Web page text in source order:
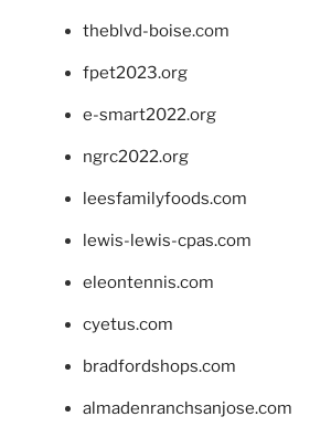
theblvd-boise.com
fpet2023.org
e-smart2022.org
ngrc2022.org
leesfamilyfoods.com
lewis-lewis-cpas.com
eleontennis.com
cyetus.com
bradfordshops.com
almadenranchsanjose.com